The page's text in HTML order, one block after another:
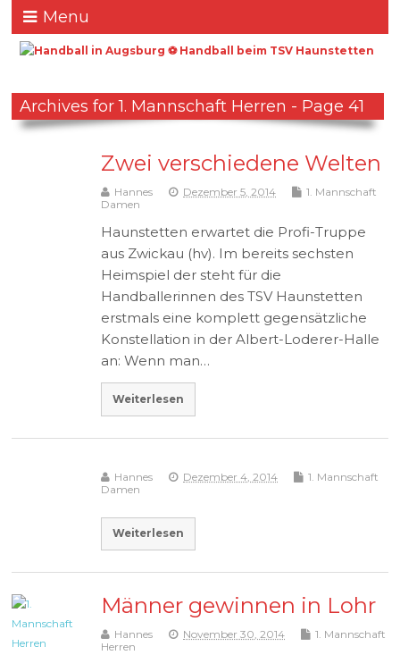
Menu
Archives for 1. Mannschaft Herren - Page 41
Zwei verschiedene Welten
Hannes Dezember 5, 2014
1. Mannschaft
Damen
Haunstetten erwartet die Profi-Truppe
aus Zwickau (hv). Im bereits sechsten
Heimspiel der steht für die
Handballerinnen des TSV Haunstetten
erstmals eine komplett gegensätzliche
Konstellation in der Albert-Loderer-Halle
an: Wenn man…
Weiterlesen
Hannes Dezember 4, 2014
1. Mannschaft
Damen
Weiterlesen
Männer gewinnen in Lohr
Hannes November 30, 2014
1. Mannschaft
Herren